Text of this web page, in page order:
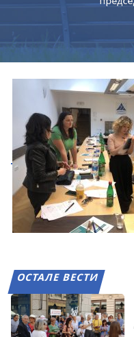
ОСТАЛЕ ВЕСТИ